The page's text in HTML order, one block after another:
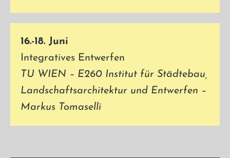
16.-18. Juni
Integratives Entwerfen
TU WIEN – E260 Institut für Städtebau,
Landschaftsarchitektur und Entwerfen –
Markus Tomaselli